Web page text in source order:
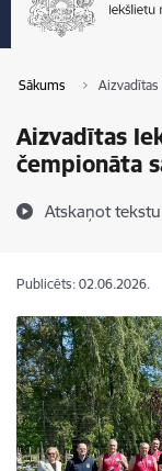
Sākums
Aizvadītas
čempionāta
Atskaņot tekstu
Publicēts: 02.06.2026.